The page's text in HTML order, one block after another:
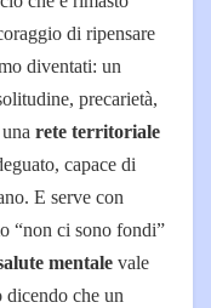
di ripensare
diventati: un
precarietà,
rete territoriale
capace di
E serve con
“non ci sono fondi”
mentale vale
che un